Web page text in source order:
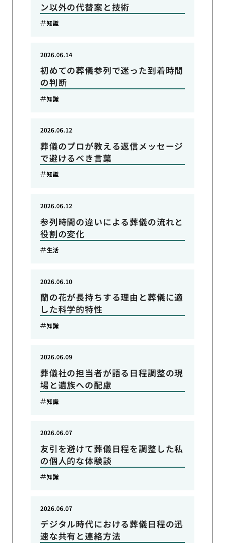
ン以外の代替案と技術
知識
初めての葬儀参列で迷った到着時間
の判断
2026.06.14
知識
葬儀のプロが教える返信メッセージ
で避けるべき言葉
2026.06.12
知識
参列時間の違いによる葬儀の流れと
役割の変化
2026.06.12
生活
蘭の花が長持ちする理由と葬儀に適
した科学的特性
2026.06.10
知識
葬儀社の担当者が語る日程調整の現
場と遺族への配慮
2026.06.09
知識
友引を避けて葬儀日程を調整した私
の個人的な体験談
2026.06.07
知識
デジタル時代における葬儀日程の迅
速な共有と連絡方法
2026.06.07